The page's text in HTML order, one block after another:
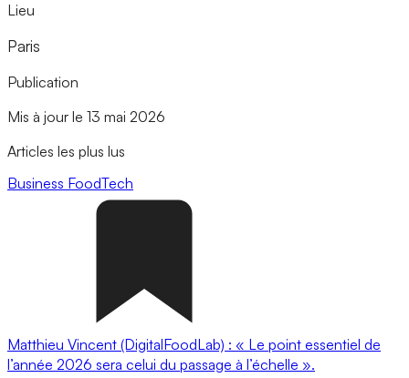
Lieu
Paris
Publication
Mis à jour le 13 mai 2026
Articles les plus lus
Business FoodTech
Matthieu Vincent (DigitalFoodLab) : « Le point essentiel de
l’année 2026 sera celui du passage à l’échelle ».